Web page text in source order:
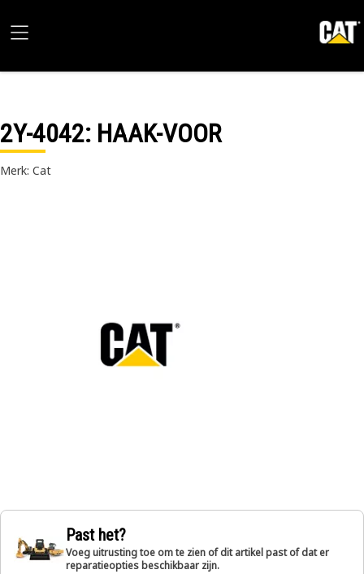
2Y-4042: HAAK-VOOR
Merk: Cat
Past het?
Voeg uitrusting toe om te zien of dit artikel past of dat er
reparatieopties beschikbaar zijn.